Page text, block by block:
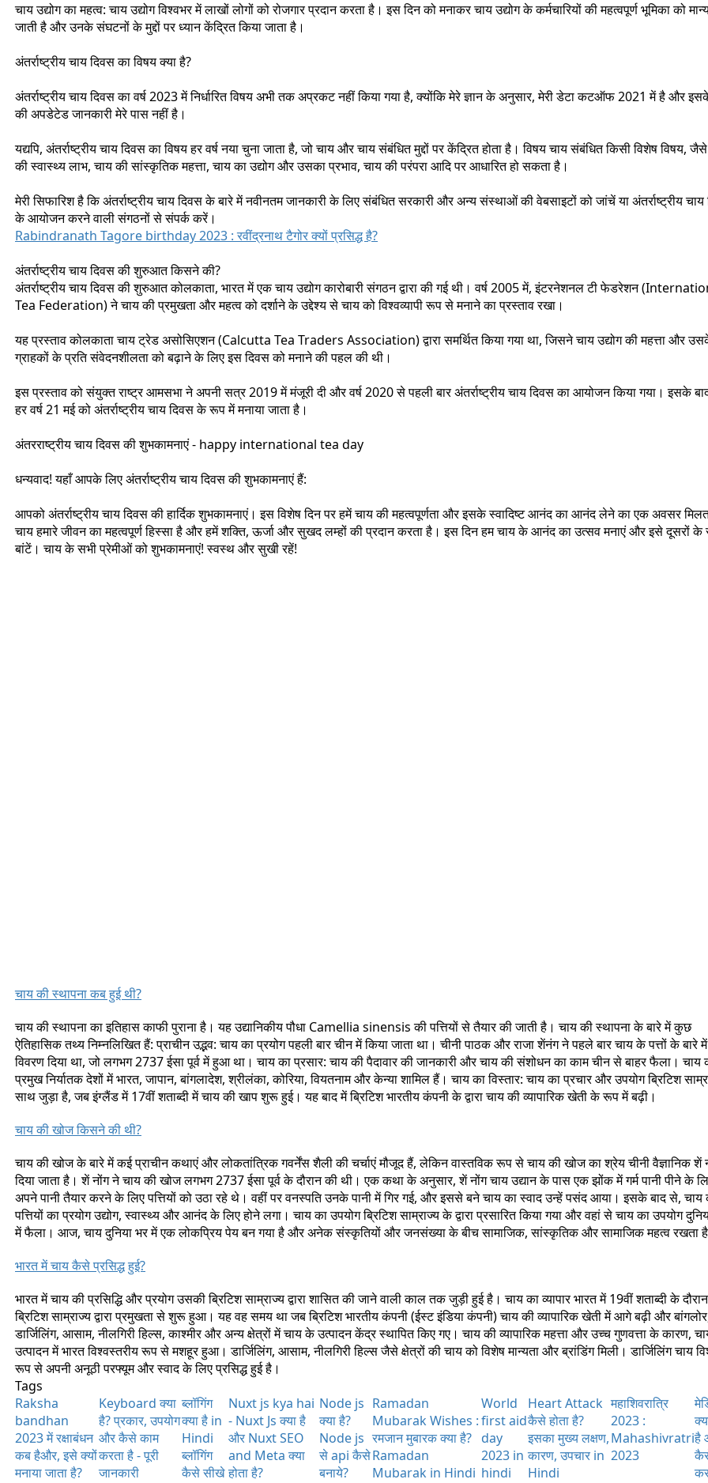
चाय उद्योग का महत्व: चाय उद्योग विश्वभर में लाखों लोगों को रोजगार प्रदान करता है। इस दिन को मनाकर चाय उद्योग के कर्मचारियों की महत्वपूर्ण भूमिका को
जाती है और उनके संघटनों के मुद्दों पर ध्यान केंद्रित किया जाता है।
अंतर्राष्ट्रीय चाय दिवस का विषय क्या है?
अंतर्राष्ट्रीय चाय दिवस का वर्ष 2023 में निर्धारित विषय अभी तक अप्रकट नहीं किया गया है, क्योंकि मेरे ज्ञान के अनुसार, मेरी डेटा कटऑफ 2021 में है और
की अपडेटेड जानकारी मेरे पास नहीं है।
यद्यपि, अंतर्राष्ट्रीय चाय दिवस का विषय हर वर्ष नया चुना जाता है, जो चाय और चाय संबंधित मुद्दों पर केंद्रित होता है। विषय चाय संबंधित किसी विशेष विषय,
की स्वास्थ्य लाभ, चाय की सांस्कृतिक महत्ता, चाय का उद्योग और उसका प्रभाव, चाय की परंपरा आदि पर आधारित हो सकता है।
मेरी सिफारिश है कि अंतर्राष्ट्रीय चाय दिवस के बारे में नवीनतम जानकारी के लिए संबंधित सरकारी और अन्य संस्थाओं की वेबसाइटों को जांचें या अंतर्राष्ट्रीय चाय
के आयोजन करने वाली संगठनों से संपर्क करें।
Rabindranath Tagore birthday 2023 : रवींद्रनाथ टैगोर क्यों प्रसिद्ध है?
अंतर्राष्ट्रीय चाय दिवस की शुरुआत किसने की?
अंतर्राष्ट्रीय चाय दिवस की शुरुआत कोलकाता, भारत में एक चाय उद्योग कारोबारी संगठन द्वारा की गई थी। वर्ष 2005 में, इंटरनेशनल टी फेडरेशन
Tea Federation) ने चाय की प्रमुखता और महत्व को दर्शाने के उद्देश्य से चाय को विश्वव्यापी रूप से मनाने का प्रस्ताव रखा।
यह प्रस्ताव कोलकाता चाय ट्रेड असोसिएशन (Calcutta Tea Traders Association) द्वारा समर्थित किया गया था, जिसने चाय उद्योग की महत्ता और
ग्राहकों के प्रति संवेदनशीलता को बढ़ाने के लिए इस दिवस को मनाने की पहल की थी।
इस प्रस्ताव को संयुक्त राष्ट्र आमसभा ने अपनी सत्र 2019 में मंजूरी दी और वर्ष 2020 से पहली बार अंतर्राष्ट्रीय चाय दिवस का आयोजन किया गया। इसके
हर वर्ष 21 मई को अंतर्राष्ट्रीय चाय दिवस के रूप में मनाया जाता है।
अंतरराष्ट्रीय चाय दिवस की शुभकामनाएं - happy international tea day
धन्यवाद! यहाँ आपके लिए अंतर्राष्ट्रीय चाय दिवस की शुभकामनाएं हैं:
आपको अंतर्राष्ट्रीय चाय दिवस की हार्दिक शुभकामनाएं। इस विशेष दिन पर हमें चाय की महत्वपूर्णता और इसके स्वादिष्ट आनंद का आनंद लेने का एक अवसर
चाय हमारे जीवन का महत्वपूर्ण हिस्सा है और हमें शक्ति, ऊर्जा और सुखद लम्हों की प्रदान करता है। इस दिन हम चाय के आनंद का उत्सव मनाएं और इसे दूसरों के
बांटें। चाय के सभी प्रेमीओं को शुभकामनाएं! स्वस्थ और सुखी रहें!
चाय की स्थापना कब हुई थी?
चाय की स्थापना का इतिहास काफी पुराना है। यह उद्यानिकीय पौधा Camellia sinensis की पत्तियों से तैयार की जाती है। चाय की स्थापना के बारे में कुछ
ऐतिहासिक तथ्य निम्नलिखित हैं: प्राचीन उद्भव: चाय का प्रयोग पहली बार चीन में किया जाता था। चीनी पाठक और राजा शेंनंग ने पहले बार चाय के पत्तों के बारे में
विवरण दिया था, जो लगभग 2737 ईसा पूर्व में हुआ था। चाय का प्रसार: चाय की पैदावार की जानकारी और चाय की संशोधन का काम चीन से बाहर फैला। चाय
प्रमुख निर्यातक देशों में भारत, जापान, बांगलादेश, श्रीलंका, कोरिया, वियतनाम और केन्या शामिल हैं। चाय का विस्तार: चाय का प्रचार और उपयोग ब्रिटिश
साथ जुड़ा है, जब इंग्लैंड में 17वीं शताब्दी में चाय की खाप शुरू हुई। यह बाद में ब्रिटिश भारतीय कंपनी के द्वारा चाय की व्यापारिक खेती के रूप में बढ़ी।
चाय की खोज किसने की थी?
चाय की खोज के बारे में कई प्राचीन कथाएं और लोकतांत्रिक गवर्नेंस शैली की चर्चाएं मौजूद हैं, लेकिन वास्तविक रूप से चाय की खोज का श्रेय चीनी वैज्ञानिक शें
दिया जाता है। शें नोंग ने चाय की खोज लगभग 2737 ईसा पूर्व के दौरान की थी। एक कथा के अनुसार, शें नोंग चाय उद्यान के पास एक झोंक में गर्म पानी पीने के
अपने पानी तैयार करने के लिए पत्तियों को उठा रहे थे। वहीं पर वनस्पति उनके पानी में गिर गई, और इससे बने चाय का स्वाद उन्हें पसंद आया। इसके बाद से, चाय
पत्तियों का प्रयोग उद्योग, स्वास्थ्य और आनंद के लिए होने लगा। चाय का उपयोग ब्रिटिश साम्राज्य के द्वारा प्रसारित किया गया और वहां से चाय का उपयोग
में फैला। आज, चाय दुनिया भर में एक लोकप्रिय पेय बन गया है और अनेक संस्कृतियों और जनसंख्या के बीच सामाजिक, सांस्कृतिक और सामाजिक महत्व रखता
भारत में चाय कैसे प्रसिद्ध हुई?
भारत में चाय की प्रसिद्धि और प्रयोग उसकी ब्रिटिश साम्राज्य द्वारा शासित की जाने वाली काल तक जुड़ी हुई है। चाय का व्यापार भारत में 19वीं शताब्दी के दौरान
ब्रिटिश साम्राज्य द्वारा प्रमुखता से शुरू हुआ। यह वह समय था जब ब्रिटिश भारतीय कंपनी (ईस्ट इंडिया कंपनी) चाय की व्यापारिक खेती में आगे बढ़ी और
डार्जिलिंग, आसाम, नीलगिरी हिल्स, काश्मीर और अन्य क्षेत्रों में चाय के उत्पादन केंद्र स्थापित किए गए। चाय की व्यापारिक महत्ता और उच्च गुणवत्ता के कारण,
उत्पादन में भारत विश्वस्तरीय रूप से मशहूर हुआ। डार्जिलिंग, आसाम, नीलगिरी हिल्स जैसे क्षेत्रों की चाय को विशेष मान्यता और ब्रांडिंग मिली। डार्जिलिंग चाय
रूप से अपनी अनूठी परफ्यूम और स्वाद के लिए प्रसिद्ध हुई है।
Tags
Raksha
bandhan
2023 में रक्षाबंधन
कब हैऔर, इसे क्यों
मनाया जाता है?
Keyboard क्या
है? प्रकार, उपयोग
और कैसे काम
करता है - पूरी
जानकारी
ब्लॉगिंग
क्या है in
Hindi
ब्लॉगिंग
कैसे सीखे
Nuxt js kya hai
- Nuxt Js क्या है
और Nuxt SEO
and Meta क्या
होता है?
Node js
क्या है?
Node js
से api कैसे
बनाये?
Ramadan
Mubarak Wishes :
रमजान मुबारक क्या है?
Ramadan
Mubarak in Hindi
World
first aid
day
2023 in
hindi
Heart Attack
कैसे होता है?
इसका मुख्य लक्षण,
कारण, उपचार in
Hindi
महाशिवरात्रि
2023 :
Mahashivratri
2023
है